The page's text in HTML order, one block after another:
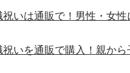
祝いは通販で！男性・女
祝いを通販で購入！親か